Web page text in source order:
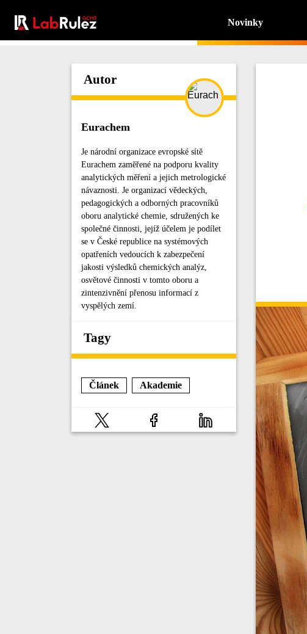
Novinky
Autor
Eurachem
Je národní organizace evropské sítě
Eurachem zaměřené na podporu kvality
analytických měření a jejich metrologické
návaznosti. Je organizací vědeckých,
pedagogických a odborných pracovníků
oboru analytické chemie, sdružených ke
společné činnosti, jejíž účelem je podílet
se v České republice na systémových
opatřeních vedoucích k zabezpečení
jakosti výsledků chemických analýz,
osvětové činnosti v tomto oboru a
zintenzivnění přenosu informací z
vyspělých zemí.
Tagy
Článek Akademie